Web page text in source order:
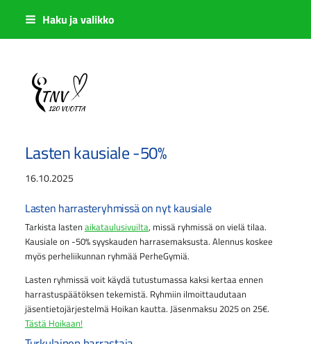
Siirry
sisältöön
Haku ja valikko
Sivuston etusivulle
Lasten kausiale -50%
16.10.2025
Lasten harrasteryhmissä on nyt kausiale
Tarkista lastenaikataulusivuilta, missä ryhmissä on vielä tilaa.
Kausiale on -50% syyskauden harrasemaksusta. Alennus koskee
myös perheliikunnan ryhmää PerheGymiä.
Lasten ryhmissä voit käydä tutustumassa kaksi kertaa ennen
harrastuspäätöksen tekemistä. Ryhmiin ilmoittaudutaan
jäsentietojärjestelmä Hoikan kautta. Jäsenmaksu 2025 on 25€.
Tästä Hoikaan!